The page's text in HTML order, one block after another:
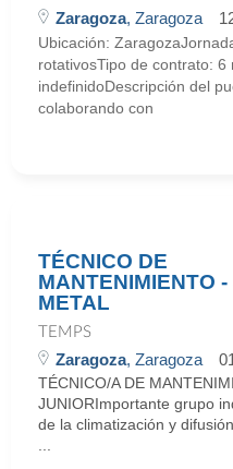
Zaragoza, Zaragoza
Ubicación:
rotativosTipo de contrato: 6
indefinidoDescripción del
colaborando con
TÉCNICO DE
MANTENIMIENTO
METAL
TEMPS
Zaragoza, Zaragoza
TÉCNICO/A DE
JUNIORImportante grupo
de la climatización y